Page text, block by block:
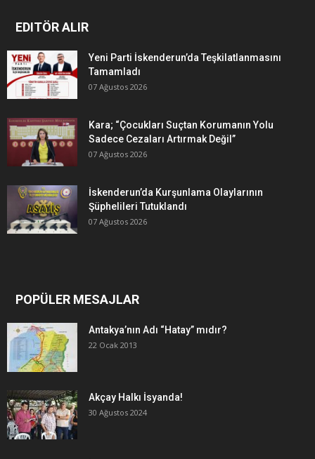
EDITÖR ALIR
Yeni Parti İskenderun’da Teşkilatlanmasını
Tamamladı
07 Ağustos 2026
Kara; “Çocukları Suçtan Korumanın Yolu
Sadece Cezaları Artırmak Değil”
07 Ağustos 2026
İskenderun’da Kurşunlama Olaylarının
Şüphelileri Tutuklandı
07 Ağustos 2026
POPÜLER MESAJLAR
Antakya’nın Adı “Hatay” mıdır?
22 Ocak 2013
Akçay Halkı İsyanda!
30 Ağustos 2024